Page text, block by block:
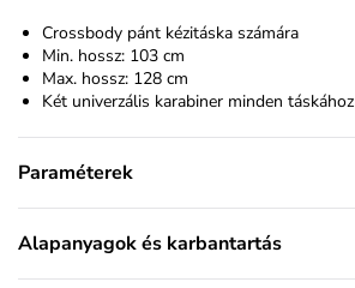
Crossbody pánt kézitáska számára
Min. hossz: 103 cm
Max. hossz: 128 cm
Két univerzális karabiner minden táskához
Paraméterek
Alapanyagok és karbantartás